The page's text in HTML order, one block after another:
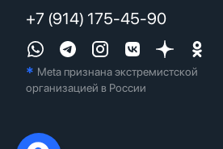
+7 (914) 175-45-90
* Meta признана экстремистcкой
организацией в России